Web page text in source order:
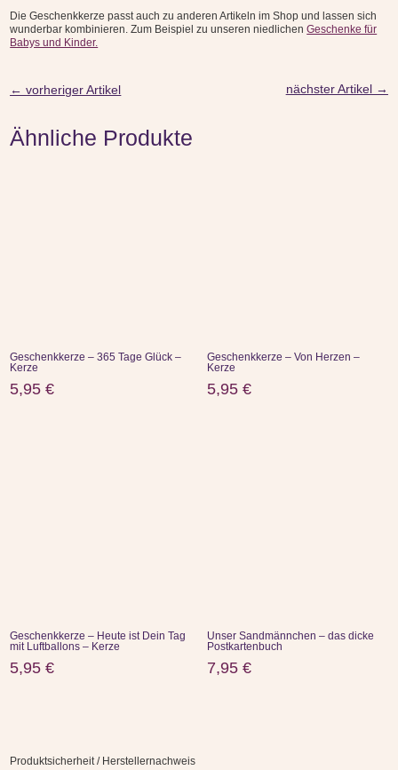
Die Geschenkkerze passt auch zu anderen Artikeln im Shop und lassen sich
wunderbar kombinieren. Zum Beispiel zu unseren niedlichenGeschenke für
Babys und Kinder.
←vorheriger Artikel nächster Artikel→
Ähnliche Produkte
Geschenkkerze – 365 Tage Glück –
Kerze
5,95€
Geschenkkerze – Von Herzen –
Kerze
5,95 €
Geschenkkerze – Heute ist Dein Tag
mit Luftballons – Kerze
5,95€
Unser Sandmännchen – das dicke
Postkartenbuch
7,95 €
Produktsicherheit / Herstellernachweis